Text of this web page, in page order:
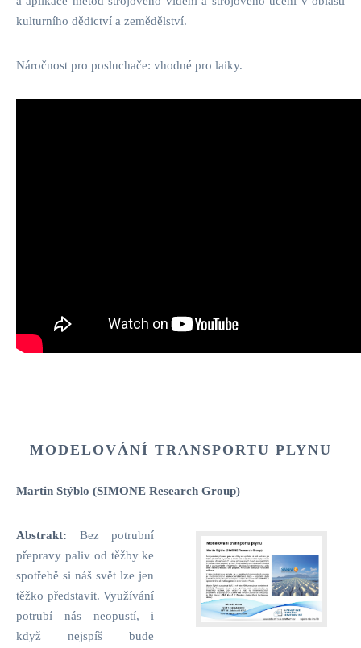
kulturního dědictví a zemědělství.
Náročnost pro posluchače: vhodné pro laiky.
MODELOVÁNÍ TRANSPORTU PLYNU
Martin Stýblo (SIMONE Research Group)
Abstrakt: Bez potrubní
přepravy paliv od těžby ke
spotřebě si náš svět lze jen
těžko představit. Využívání
potrubí nás neopustí, i
když nejspíš bude